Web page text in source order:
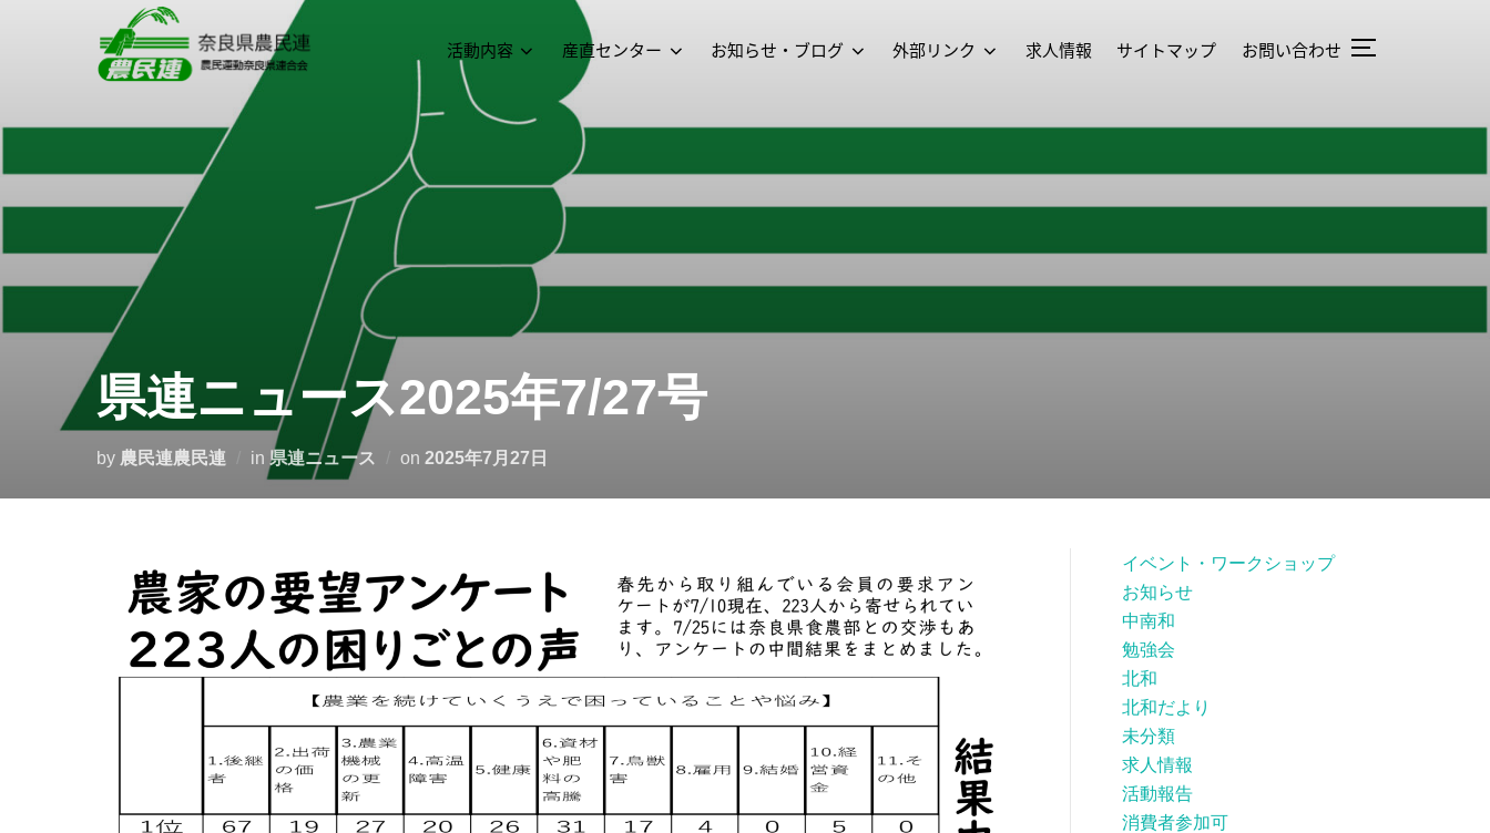
活動内容 産直センター お知らせ・ブログ 外部リンク 求人情報 サイトマップ お問い合わせ
県連ニュース2025年7/27号
by 農民連農民連 in 県連ニュース on 2025年7月27日
イベント・ワークショップ
お知らせ
中南和
勉強会
北和
北和だより
未分類
求人情報
活動報告
消費者参加可